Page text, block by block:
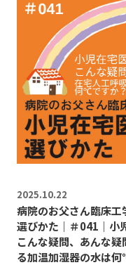
2025.10.22
病院のお父さん臨床
選びかた｜＃041｜小
こんな疑問、あんな
る加温加湿器の水は